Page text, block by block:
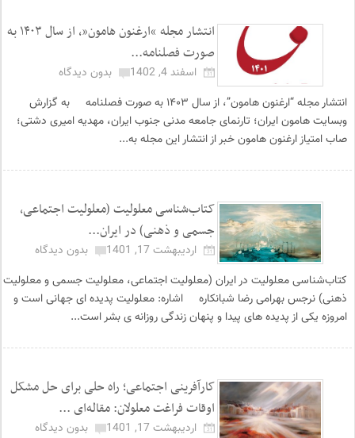
انتشار مجله “ارغنون هامون”، از سال ۱۴۰۳ به
صورت فصلنامه...
اسفند 4, 1402
بدون دیدگاه
انتشار مجله “ارغنون هامون”، از سال ۱۴۰۳ به صورت فصلنامه به گزارش
وبسایت هامون ایران؛ تارنمای جامعه مدنی جنوب ایران، مهدیه امیری دشتی؛
صاب امتیاز ارغنون هامون خبر از انتشار این مجله به...
کتاب‌شناسی معلولیت (معلولیت اجتماعی،
جسمی و ذهنی) در ایران...
اردیبهشت 17, 1401
بدون دیدگاه
کتاب‌شناسی معلولیت در ایران (معلولیت اجتماعی، معلولیت جسمی و معلولیت
ذهنی) نرجس بهرامی رضا شبانکاره اشاره: معلولیت پدیده ای جهانی است و
امروزه یکی از پدیده های پیدا و پنهان زندگی روزانه ی بشر است...
کارآفرینی اجتماعی؛ راه حلی برای حل مشکل
اوقات فراغت معلولان: مقاله‌ای ...
اردیبهشت 17, 1401
بدون دیدگاه